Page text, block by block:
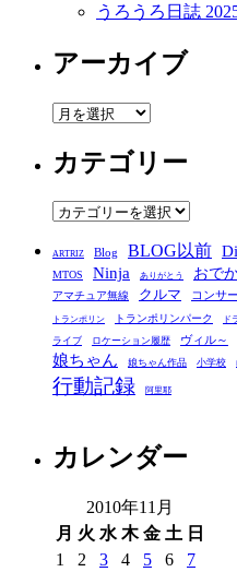
うろうろ日誌
アーカイブ
ア
カ
イ
ブ
カテゴリー
カ
ゴ
リ
ー
ARTRIZ Blog BLOG以前
MTOS
Ninja ありがとう おで
アマチュア無線 クルマ コンサ
トランポリン トランポリンパーク ド
ライブ ロケーション履歴 ヴィル～
娘ちゃん 娘ちゃん作品 小学校
行動記録 阿里耶
カレンダー
2010年11月
月 火 水 木 金 土 日
1
2 3 4 5 6
7